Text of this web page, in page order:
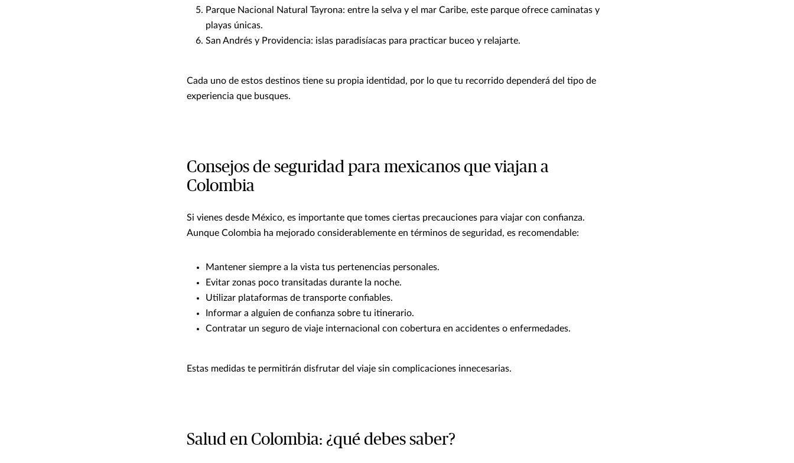
Parque Nacional Natural Tayrona: entre la selva y el mar Caribe, este parque ofrece caminatas y
playas únicas.
San Andrés y Providencia: islas paradisíacas para practicar buceo y relajarte.
Cada uno de estos destinos tiene su propia identidad, por lo que tu recorrido dependerá del tipo de
experiencia que busques.
Consejos de seguridad para mexicanos que viajan a
Colombia
Si vienes desde México, es importante que tomes ciertas precauciones para viajar con confianza.
Aunque Colombia ha mejorado considerablemente en términos de seguridad, es recomendable:
Mantener siempre a la vista tus pertenencias personales.
Evitar zonas poco transitadas durante la noche.
Utilizar plataformas de transporte confiables.
Informar a alguien de confianza sobre tu itinerario.
Contratar un seguro de viaje internacional con cobertura en accidentes o enfermedades.
Estas medidas te permitirán disfrutar del viaje sin complicaciones innecesarias.
Salud en Colombia: ¿qué debes saber?